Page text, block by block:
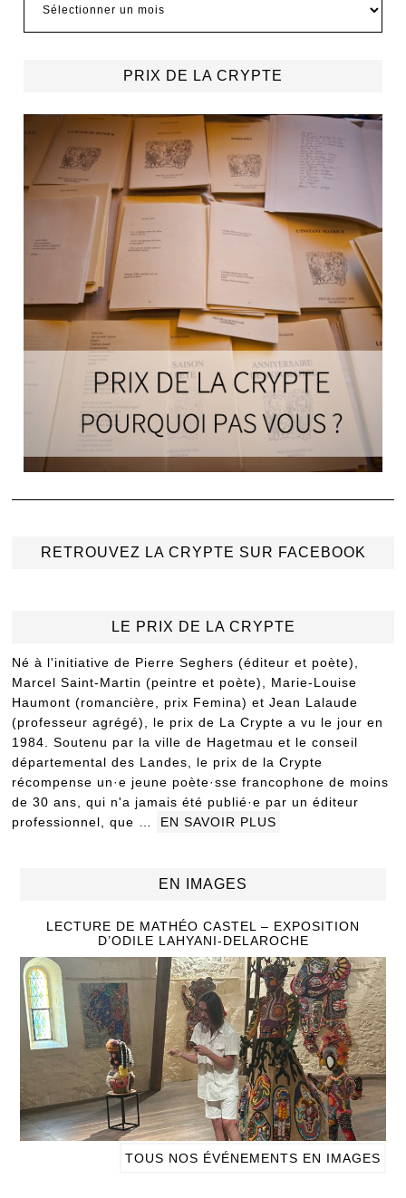
PRIX DE LA CRYPTE
RETROUVEZ LA CRYPTE SUR FACEBOOK
LE PRIX DE LA CRYPTE
Né à l'initiative de Pierre Seghers (éditeur et poète),
Marcel Saint-Martin (peintre et poète), Marie-Louise
Haumont (romancière, prix Femina) et Jean Lalaude
(professeur agrégé), le prix de La Crypte a vu le jour en
1984. Soutenu par la ville de Hagetmau et le conseil
départemental des Landes, le prix de la Crypte
récompense un·e jeune poète·sse francophone de moins
de 30 ans, qui n'a jamais été publié·e par un éditeur
professionnel, que …
EN SAVOIR PLUS
EN IMAGES
LECTURE DE MATHÉO CASTEL – EXPOSITION
D’ODILE LAHYANI-DELAROCHE
TOUS NOS ÉVÉNEMENTS EN IMAGES